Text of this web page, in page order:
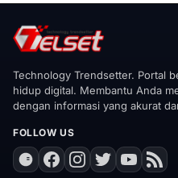
Technology Trendsetter. Portal
hidup digital. Membantu Anda
dengan informasi yang akurat
FOLLOW US